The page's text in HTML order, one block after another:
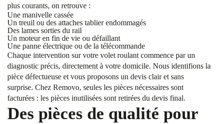
plus courants, on retrouve :
Une manivelle cassée
Un treuil ou des attaches tablier endommagés
Des lames sorties du rail
Un moteur en fin de vie ou défaillant
Une panne électrique ou de la télécommande
Chaque intervention sur votre volet roulant commence par un
diagnostic précis, directement à votre domicile. Nous identifions la
pièce défectueuse et vous proposons un devis clair et sans
surprise. Chez Removo, seules les pièces nécessaires sont
facturées : les pièces inutilisées sont retirées du devis final.
Des pièces de qualité pour